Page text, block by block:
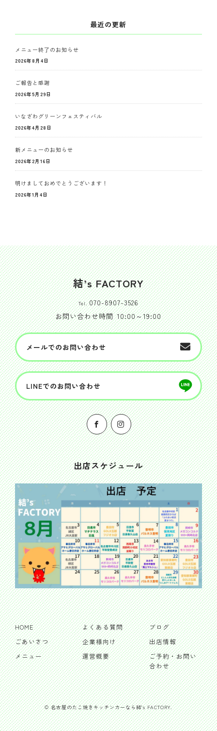
最近の更新
メニュー終了のお知らせ
2026年8月4日
ご報告と感謝
2026年5月29日
いなざわグリーンフェスティバル
2026年4月28日
新メニューのお知らせ
2026年2月16日
明けましておめでとうございます！
2026年1月4日
結’s FACTORY
Tel. 070-8907-3526
お問い合わせ時間 10:00～19:00
メールでのお問い合わせ
LINEでのお問い合わせ
出店スケジュール
HOME
ごあいさつ
メニュー
よくある質問
企業様向け
運営概要
ブログ
出店情報
ご予約・お問い
合わせ
© 名古屋のたこ焼きキッチンカーなら結's FACTORY.